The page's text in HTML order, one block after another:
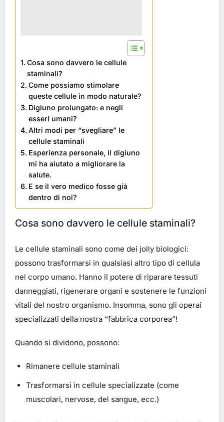
Cosa sono davvero le cellule
staminali?
Come possiamo stimolare
queste cellule in modo naturale?
Digiuno prolungato: e negli
esseri umani?
Altri modi per “svegliare” le
cellule staminali
Esperienza personale, il digiuno
mi ha aiutato a migliorare la
salute.
E se il vero medico fosse già
dentro di noi?
Cosa sono davvero le cellule staminali?
Le cellule staminali sono come dei jolly biologici:
possono trasformarsi in qualsiasi altro tipo di cellula
nel corpo umano. Hanno il potere di riparare tessuti
danneggiati, rigenerare organi e sostenere le funzioni
vitali del nostro organismo. Insomma, sono gli operai
specializzati della nostra “fabbrica corporea”!
Quando si dividono, possono:
Rimanere cellule staminali
Trasformarsi in cellule specializzate (come
muscolari, nervose, del sangue, ecc.)